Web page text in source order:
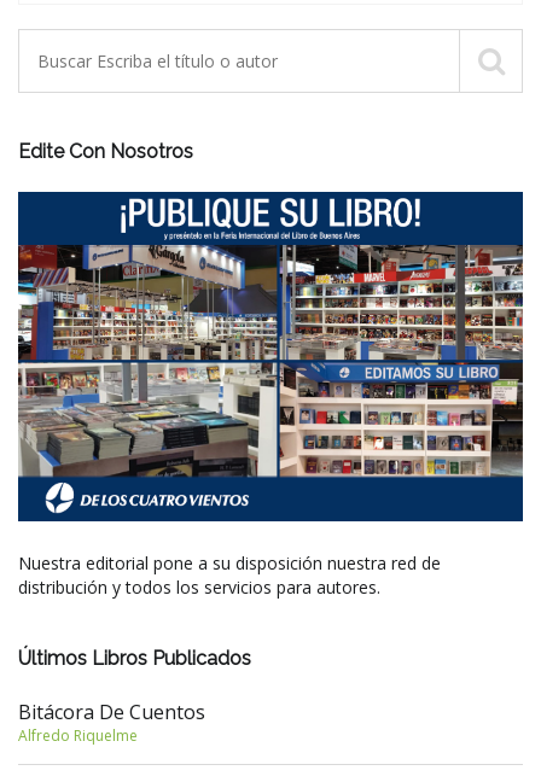
Edite Con Nosotros
Nuestra editorial pone a su disposición nuestra red de
distribución y todos los servicios para autores.
Últimos Libros Publicados
Bitácora De Cuentos
Alfredo Riquelme